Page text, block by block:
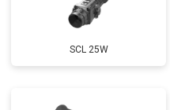
SCL 25W